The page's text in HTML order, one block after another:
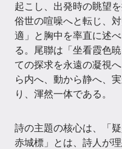
起こし、出発時の眺望
俗世の喧噪へと転じ、
適」と胸中を率直に述
る。尾聯は「坐看霞色
ての探求を永遠の凝視
ら内へ、動から静へ、
り、渾然一体である。
詩の主題の核心は、「
赤城標」とは、詩人が